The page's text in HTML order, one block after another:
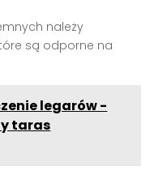
należy
są odporne na
legarów -
taras